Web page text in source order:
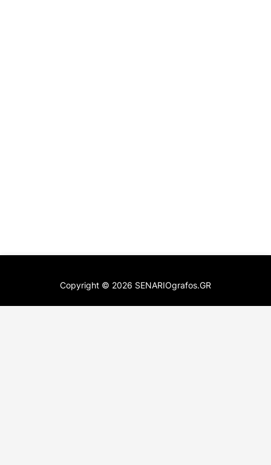
Copyright © 2026 SENARIOgrafos.GR